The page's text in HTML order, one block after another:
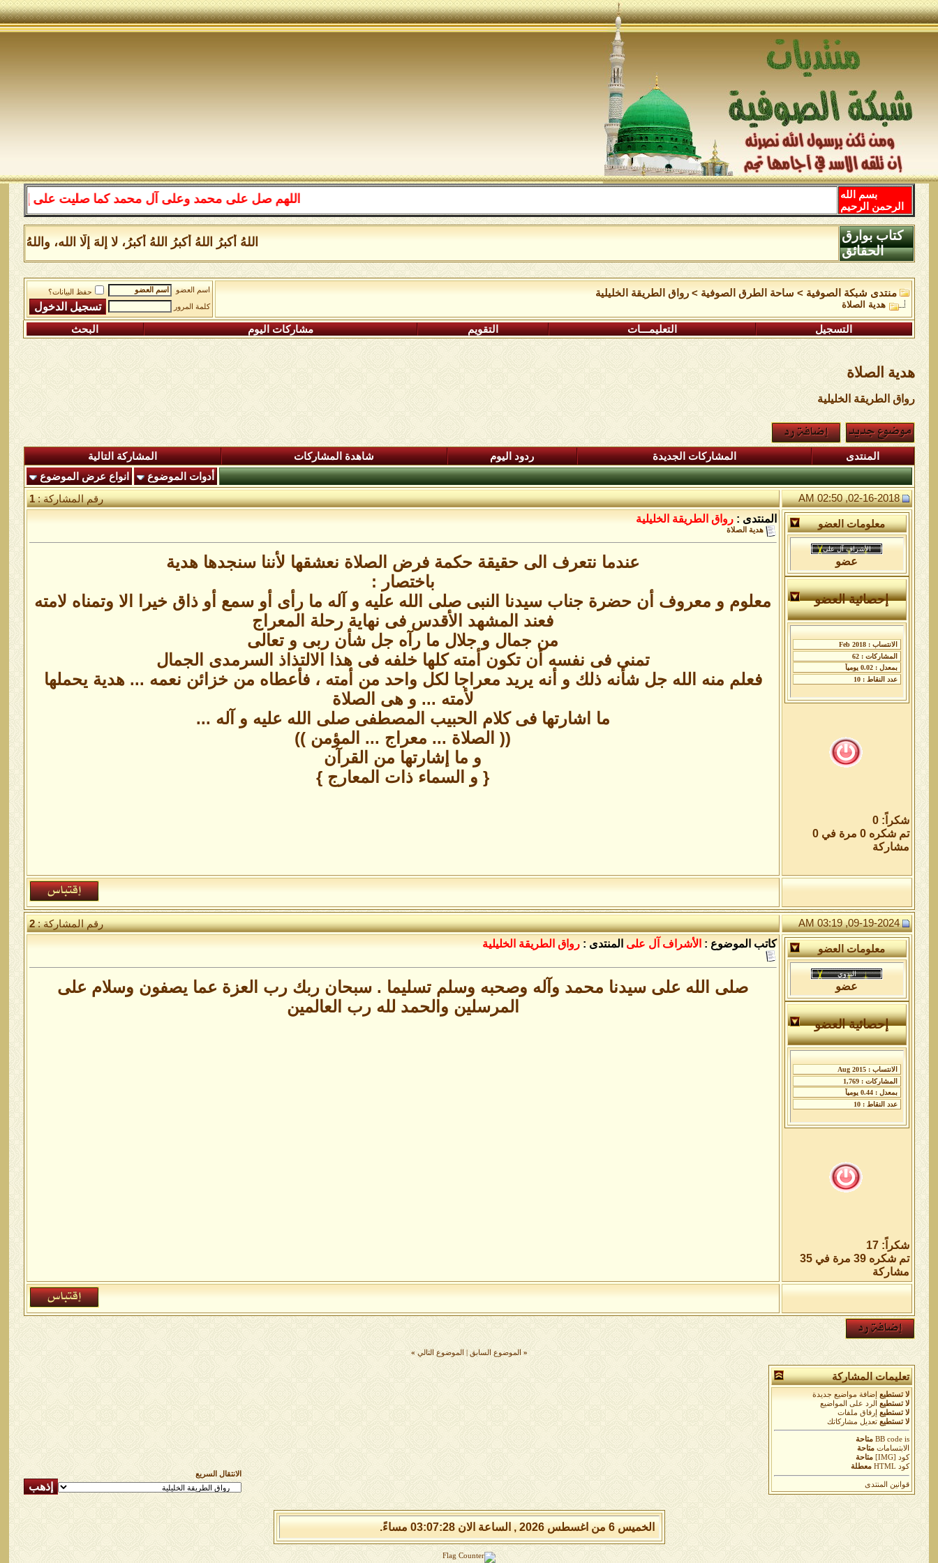
اللهم صل على محمد وعلى آل محمد كما صليت على إبراهيم
بسم الله
الرحمن الرحيم
اللهُ أكبرُ اللهُ أكبرُ اللهُ أكبرُ، لا إلهَ إلَّا الله، واللهُ
كتاب بوارق
الحقائق
منتدى شبكة الصوفية > ساحة الطرق الصوفية >رواق الطريقة الخليلية
هدية الصلاة
اسم العضو
حفظ البيانات؟
كلمة المرور
التسجيل التعليمـــات التقويم مشاركات اليوم البحث
هدية الصلاة
رواق الطريقة الخليلية
المنتدى المشاركات الجديدة ردود اليوم شاهدة المشاركات
المشاركة التالية
أدوات الموضوع
انواع عرض الموضوع
02-16-2018, 02:50 AM
رقم المشاركة :1
معلومات العضو
عضو
إحصائية العضو
شكراً: 0
تم شكره 0 مرة في 0
مشاركة
المنتدى : رواق الطريقة الخليلية
هدية الصلاة
عندما نتعرف الى حقيقة حكمة فرض الصلاة نعشقها لأننا سنجدها هدية
باختصار :
معلوم و معروف أن حضرة جناب سيدنا النبى صلى الله عليه و آله ما رأى أو سمع أو ذاق خيرا الا وتمناه لامته
فعند المشهد الأقدس فى نهاية رحلة المعراج
من جمال و جلال ما رآه جل شأن ربى و تعالى
تمنى فى نفسه أن تكون أمته كلها خلفه فى هذا الالتذاذ السرمدى الجمال
فعلم منه الله جل شأنه ذلك و أنه يريد معراجا لكل واحد من أمته ، فأعطاه من خزائن نعمه ... هدية يحملها
لأمته ... و هى الصلاة
ما اشارتها فى كلام الحبيب المصطفى صلى الله عليه و آله ...
(( الصلاة ... معراج ... المؤمن ))
و ما إشارتها من القرآن
{ و السماء ذات المعارج }
09-19-2024, 03:19 AM رقم المشاركة :2
معلومات العضو
عضو
إحصائية العضو
شكراً: 17
تم شكره 39 مرة في 35
مشاركة
كاتب الموضوع : الأشراف آل على المنتدى : رواق الطريقة الخليلية
صلى الله على سيدنا محمد وآله وصحبه وسلم تسليما . سبحان ربك رب العزة عما يصفون وسلام على
المرسلين والحمد لله رب العالمين
« الموضوع السابق الموضوع التالي »
تعليمات المشاركة
لا تستطيع
إضافة مواضيع جديدة
لا تستطيع
الرد على المواضيع
لا تستطيع
إرفاق ملفات
لا تستطيع تعديل مشاركاتك
BB codeis
متاحة
الابتسامات متاحة
كود [IMG]
متاحة
كود HTML
معطلة
قوانين المنتدى
الانتقال السريع
الخميس 6 من اغسطس 2026 , الساعة الان 03:07:28 مساءً.